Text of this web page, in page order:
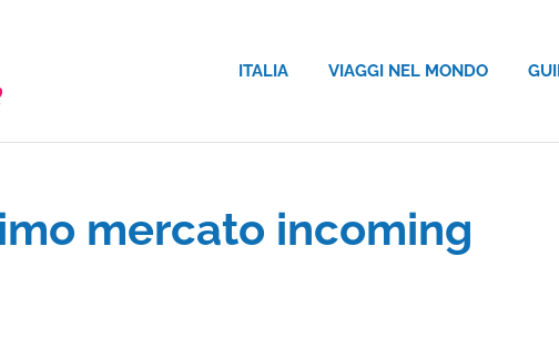
ITALIA VIAGGI NEL MONDO
mercato incoming